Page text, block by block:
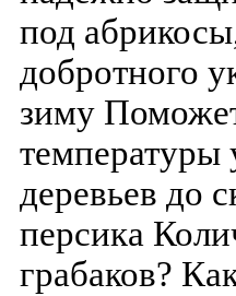
под
добротного
зиму
температуры
деревьев до
персика
грабаков?